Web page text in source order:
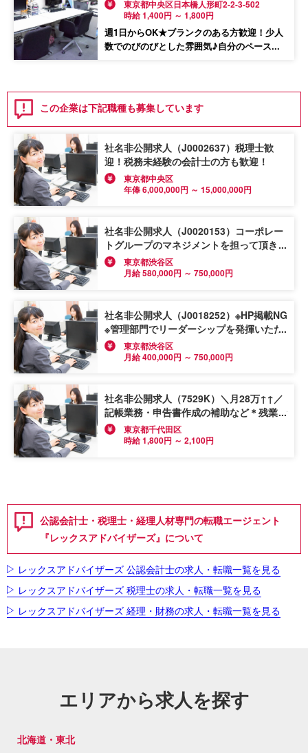
東京都中央区日本橋人形町2-2-3-502
時給 1,400円 ～ 1,800円
週1日からOK★ブランクのある方歓迎！少人
数でのびのびとした雰囲気♪自分のペース...
この企業は下記職種も募集しています
社名非公開求人（J0002637）税理士歓
迎！税務未経験の会計士の方も歓迎！
東京都中央区
年俸 6,000,000円 ～ 15,000,000円
社名非公開求人（J0020153）コーポレー
トグループのマネジメントを担って頂き、
共にIPO準備を進めて頂ける方を探してい
ます！
東京都渋谷区
月給 580,000円 ～ 750,000円
社名非公開求人（J0018252）※HP掲載NG
※管理部門でリーダーシップを発揮いただ
きます／人気作品から、まだ世の中に出て
ない作品まで関われる！
東京都渋谷区
月給 400,000円 ～ 750,000円
社名非公開求人（7529K）＼月28万↑↑／
記帳業務・申告書作成の補助など＊残業な
し×デニムOK！働く環境〇おしゃれなオ
フィスで≪税務補助≫直接雇用あり
東京都千代田区
時給 1,800円 ～ 2,100円
公認会計士・税理士・経理人材専門の転職エージェント
『レックスアドバイザーズ』について
レックスアドバイザーズ 公認会計士の求人・転職一覧を見る
レックスアドバイザーズ 税理士の求人・転職一覧を見る
レックスアドバイザーズ 経理・財務の求人・転職一覧を見る
エリアから求人を探す
北海道・東北